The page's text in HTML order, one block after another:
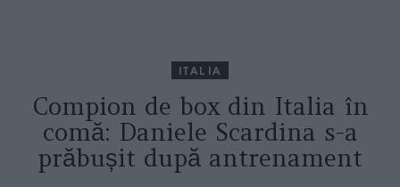
ITALIA
Compion de box din Italia în
comă: Daniele Scardina s-a
prăbușit după antrenament